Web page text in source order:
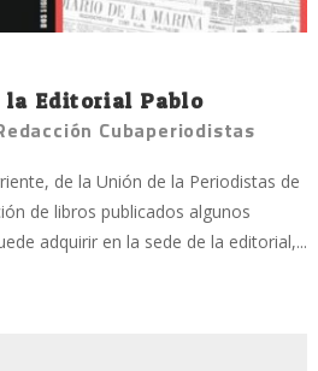
la Editorial Pablo
Cubaperiodistas
de la Unión de la Periodistas de
de libros publicados algunos
adquirir en la sede de la editorial,...